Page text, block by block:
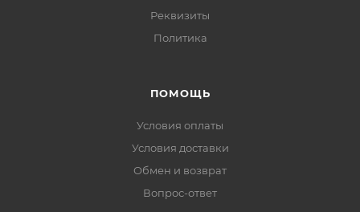
Реквизиты
Политика
ПОМОЩЬ
Условия оплаты
Условия доставки
Обмен и возврат
Вопрос-ответ